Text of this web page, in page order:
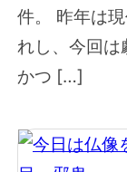
件。 昨年は
れし、今回は
かつ […]